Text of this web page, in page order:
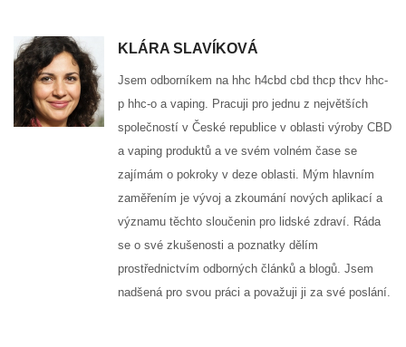
KLÁRA SLAVÍKOVÁ
Jsem odborníkem na hhc h4cbd cbd thcp thcv hhc-
p hhc-o a vaping. Pracuji pro jednu z největších
společností v České republice v oblasti výroby CBD
a vaping produktů a ve svém volném čase se
zajímám o pokroky v deze oblasti. Mým hlavním
zaměřením je vývoj a zkoumání nových aplikací a
významu těchto sloučenin pro lidské zdraví. Ráda
se o své zkušenosti a poznatky dělím
prostřednictvím odborných článků a blogů. Jsem
nadšená pro svou práci a považuji ji za své poslání.